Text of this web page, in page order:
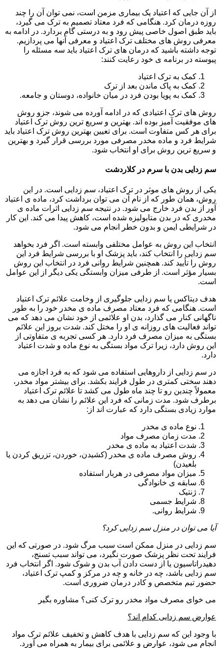
از آن جایی که اعتیاد یک بیماری مزمن است، نمی توان آن را چند
روزه درمان کرد. هنگامی که فرد معتاد تصمیم به ترک می گیرد،
باید طبق اصول خاصی پیش رود و به درستی گام بردارد. در ادامه به
معرفی روش های مختلف ترک اعتیاد و معرفی آنها می پردازیم.
توجه داشته باشید که درمان های ترک اعتیاد باید سه مسئله را
پیوسته در برنامه ی خود رعایت کنند:
کمک به ترک اعتیاد
کمک به پاک ماندن بعد از ترک
کمک به پویا بودن فرد در میان خانواده، دوستان و جامعه.
روش های ترک اعتیادی که در ادامه آورده می شوند، جزو روش
های موفقیت آمیز بوده اند. بهترین و سریع ترین روش ترک اعتیاد
برای هر کس متفاوت است. برای تعیین بهترین روش ترک اعتیاد باید
شرایط فرد و ماده مخدر مصرفی مورد بررسی قرار گیرد و بهترین
و سریع ترین روش برای او انتخاب شود.
سم زدایی بدن با سرم در کلاردشت
یکی از روش های موثر در ترک اعتیاد، سم زدایی است. در این
روش، همان طور که از نام آن می توان برداشت کرد، ماده ی اعتیاد
آور از بدن فرد خارج می شود. در نتیجه سم زدایی اثرات ماده ی
مخدری که در بدن متابولیزه شده است، کاهش پیدا می کند. این کار
در شرایطی ایمن و بدون خطر انجام می شود.
انتخاب این روش به عوامل مختلفی وابسته است. اگر فرد بخواهد
سم زدایی را انتخاب کند، باید پزشک او با بررسی شرایط فرد این
روش را تأیید کند. همچنین شرایط روانی فرد در انتخاب این روش
بسیار مؤثر است. از طرفی میزان وابستگی یکی دیگر از این عوامل
است.
هدف دیتاکس یا سم زدایی جلوگیری از وخامت علائم ترک اعتیاد
است. هنگامی که فرد معتاد مصرف ماده ی مخدر خود را به طور
ناگهانی کنار می گذارد، بدن او علائمی از خود نشان می دهد که می
تواند فعالیت های روزانه ی او را مختل کند. شدت بروز این علائم
بستگی به میزان مصرف فرد دارد. هر کسی تجربه ی متفاوتی از
این روش دارد، زیرا ترک مواد بستگی به نوع ماده و شدت اعتیاد
دارد.
در سم زدایی از داروهایی استفاده می شود که به فرد اجازه می
دهند سختی کمتری در طول فرایند بکشد. برای بیشتر مواد مخدر،
معمولاً چندین رو تا چند ماه طول می کشد تا علائم ترک اعتیاد
برطرف شود. مدت زمانی که فرد این علائم را نشان می دهد به
موارد زیادی بستگی دارد که عبارت اند از:
نوع ماده ی مخدر
مدت زمان مصرف مواد
شدت اعتیاد به ماده ی مخدر
روش مصرف ماده ی مخدر (کشیدن، خوردن، تزریق کردن یا
بلعیدن)
میزان مواد مصرفی در هربار استفاده
سابقه ی خانوادگی
ژنتیک
شرایط جسمی
شرایط روانی.
آیا می توان در منزل سم زدایی کرد؟
سم زدایی در منزل ممکن است سبب مرگ شود. در صورتی که این
فرایند تحت نظر پزشک صورت نگیرد، می تواند سبب تسنج،
دهیدراتاسیون یا از دست دادن آب بدن و شوک شود. اگر انتخاب فرد
سم زدایی باشد، چه در خانه و چه در مرکز و کمپ ترک اعتیاد،
حضور تیم متخصص و کادر درمان ضروری است.
می خوای مصرف مواد مخدر رو ترک کنی؟ مشاوره بگیر
عوارض سم زدایی کدام اند؟
با وجود این که سم زدایی با هدف کاهش و تخفیف علائم ترک مواد
انجام می شود، عوارض و علائمی برای بیمار به همراه می آورد.